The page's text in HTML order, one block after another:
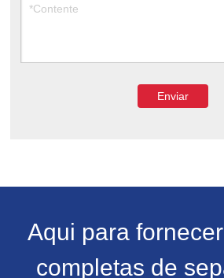
Enviar
Aqui para
completas de